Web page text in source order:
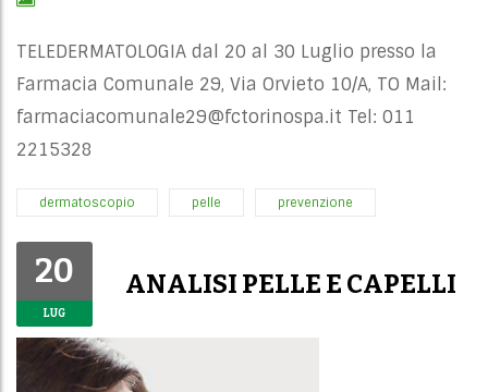
TELEDERMATOLOGIA dal 20 al 30 Luglio presso la
Farmacia Comunale 29, Via Orvieto 10/A, TO Mail:
farmaciacomunale29@fctorinospa.it Tel: 011
2215328
dermatoscopio pelle prevenzione
20
LUG
ANALISI PELLE E CAPELLI